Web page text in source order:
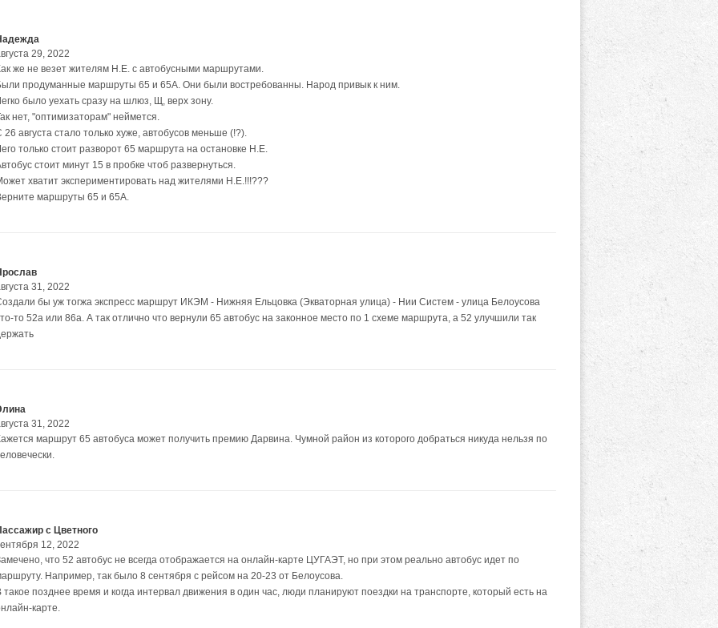
29, 2022
же не везет жителям Н.Е. с автобусными маршрутами.
продуманные маршруты 65 и 65А. Они были востребованны. Народ привык к ним.
было уехать сразу на шлюз, Щ, верх зону.
нет, "оптимизаторам" неймется.
26 августа стало только хуже, автобусов меньше (!?).
только стоит разворот 65 маршрута на остановке Н.Е.
стоит минут 15 в пробке чтоб развернуться.
хватит экспериментировать над жителями Н.Е.!!!???
маршруты 65 и 65А.
31, 2022
бы уж тогжа экспресс маршрут ИКЭМ - Нижняя Ельцовка (Экваторная улица) - Нии Систем - улица Белоусова
то 52а или 86а. А так отлично что вернули 65 автобус на законное место по 1 схеме маршрута, а 52 улучшили так
31, 2022
маршрут 65 автобуса может получить премию Дарвина. Чумной район из которого добраться никуда нельзя по
с Цветного
12, 2022
что 52 автобус не всегда отображается на онлайн-карте ЦУГАЭТ, но при этом реально автобус идет по
Например, так было 8 сентября с рейсом на 20-23 от Белоусова.
такое позднее время и когда интервал движения в один час, люди планируют поездки на транспорте, который есть на
карте.